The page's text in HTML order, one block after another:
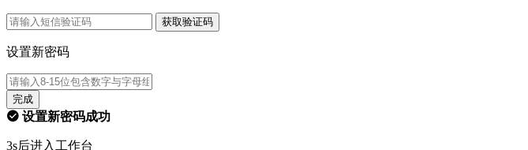
获取验证码
设置新密码
完成
设置新密码成功
3s后进入工作台